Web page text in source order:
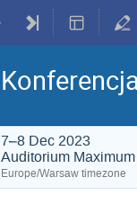
7–8 Dec 2023
Auditorium
Europe/Warsaw timezone